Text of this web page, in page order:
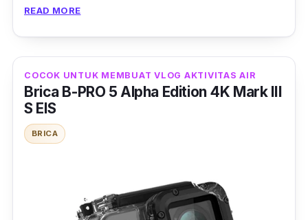
kalangan.
gram dengan baterai dan kartu memori. Hal
ini membuat kamera ini sangat mudah dibawa
saat bepergian dan sangat cocok untuk
konten kreator pemula.
dengan ukuran APS-C, ukurannya 25 kali
lebih besar daripada sensor yang digunakan
READ MORE
COCOK UNTUK MEMBUAT VLOG AKTIVITAS AIR
Brica B-PRO 5 Alpha Edition 4K Mark III
S EIS
BRICA